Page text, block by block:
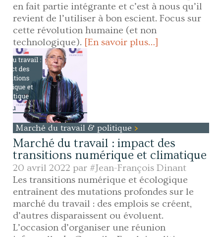
en fait partie intégrante et c’est à nous qu’il
revient de l’utiliser à bon escient. Focus sur
cette révolution humaine (et non
technologique). [En savoir plus…]
Marché du travail & politique
Marché du travail : impact des
transitions numérique et climatique
20 avril 2022 par #Jean-François Dinant
Les transitions numérique et écologique
entraînent des mutations profondes sur le
marché du travail : des emplois se créent,
d’autres disparaissent ou évoluent.
L’occasion d’organiser une réunion